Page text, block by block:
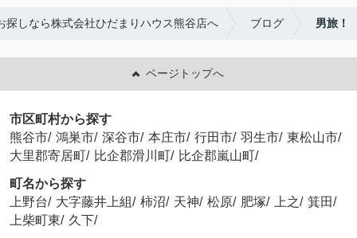
探しなら株式会社ひだまりハウス熊谷店へ ブログ 男旅！
ページトップへ
市区町村から探す
熊谷市/ 鴻巣市/ 深谷市/ 本庄市/ 行田市/ 羽生市/ 東松山市/
大里郡寄居町/ 比企郡滑川町/ 比企郡嵐山町/
町名から探す
上野台/ 大字藤井上組/ 柿沼/ 天神/ 松原/ 肥塚/ 上之/ 箕田/
上柴町東/ 久下/